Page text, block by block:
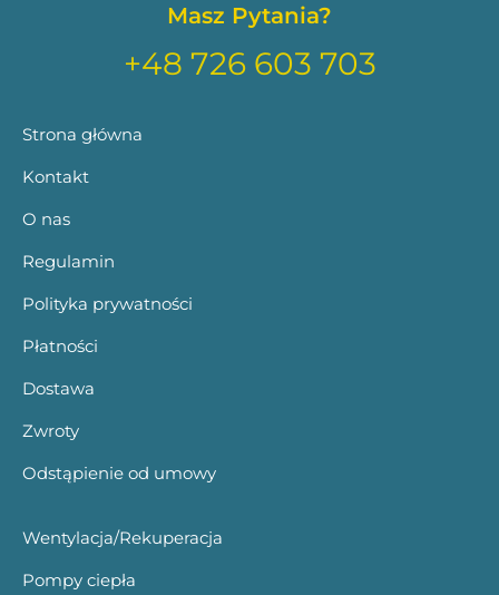
Masz Pytania?
+48 726 603 703
Strona główna
Kontakt
O nas
Regulamin
Polityka prywatności
Płatności
Dostawa
Zwroty
Odstąpienie od umowy
Wentylacja/Rekuperacja
Pompy ciepła